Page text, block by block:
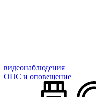
видеонаблюдения
ОПС и оповещение